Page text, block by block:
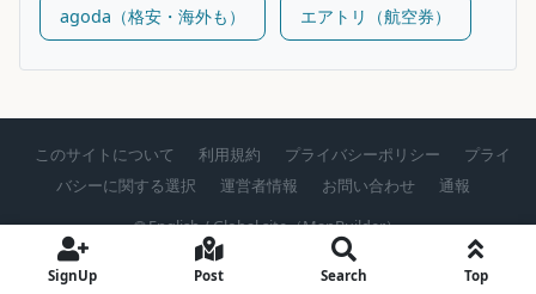
agoda（格安・海外も） エアトリ（航空券）
このサイトについて 利用規約 プライバシーポリシー
プライ
バシーに関する選択
運営者情報 お問い合わせ
通報
🌐 English / Global site（MapBuilder）
All Right Reserved byPran Inc
SignUp Post Search Top